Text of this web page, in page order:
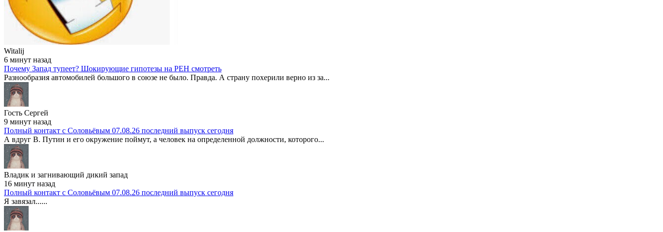
Witalij
6 минут назад
Почему Запад тупеет? Шокирующие гипотезы на РЕН смотреть
Разнообразия автомобилей большого в союзе не было. Правда. А страну похерили верно из за...
Гость Сергей
9 минут назад
Полный контакт с Соловьёвым 07.08.26 последний выпуск сегодня
А вдруг В. Путин и его окружение поймут, а человек на определенной должности, которого...
Владик и загнивающий дикий запад
16 минут назад
Полный контакт с Соловьёвым 07.08.26 последний выпуск сегодня
Я завязал......